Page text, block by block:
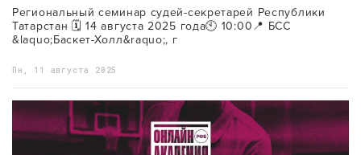
Региональный семинар судей-секретарей Республики
Татарстан 🗓 14 августа 2025 года🕙 10:00📍 БСС
&laquo;Баскет-Холл&raquo;, г
Пн, 11 августа 2025